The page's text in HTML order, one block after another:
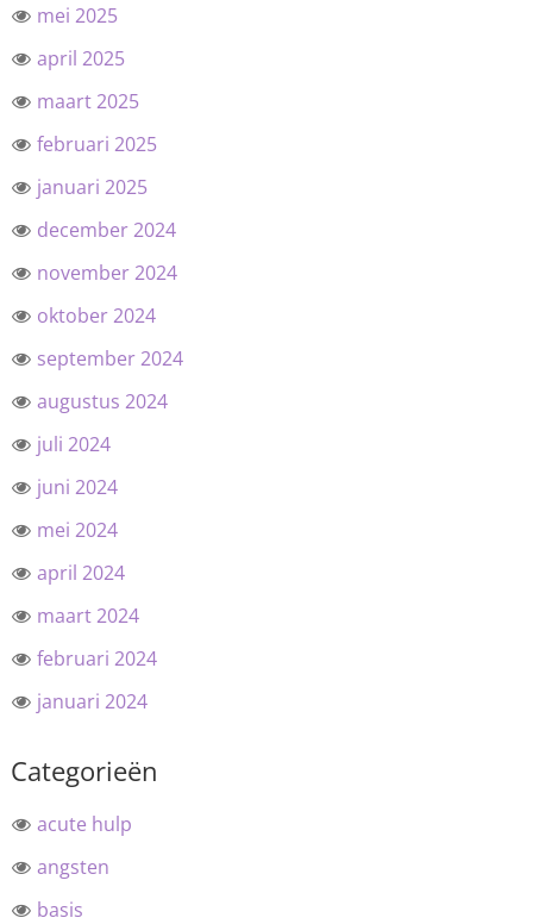
mei 2025
april 2025
maart 2025
februari 2025
januari 2025
december 2024
november 2024
oktober 2024
september 2024
augustus 2024
juli 2024
juni 2024
mei 2024
april 2024
maart 2024
februari 2024
januari 2024
Categorieën
acute hulp
angsten
basis